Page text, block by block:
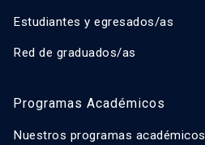
Estudiantes y egresados/as
Red de graduados/as
Programas Académicos
Nuestros programas académicos